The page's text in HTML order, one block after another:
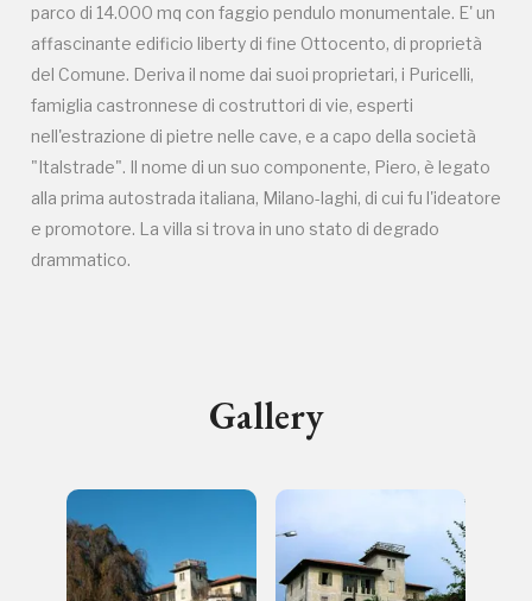
parco di 14.000 mq con faggio pendulo monumentale. E' un
affascinante edificio liberty di fine Ottocento, di proprietà
del Comune. Deriva il nome dai suoi proprietari, i Puricelli,
famiglia castronnese di costruttori di vie, esperti
nell'estrazione di pietre nelle cave, e a capo della società
"Italstrade". Il nome di un suo componente, Piero, è legato
alla prima autostrada italiana, Milano-laghi, di cui fu l'ideatore
e promotore. La villa si trova in uno stato di degrado
drammatico.
Gallery
Campagne in corso in questo
luogo
Storico campagne in questo
luogo